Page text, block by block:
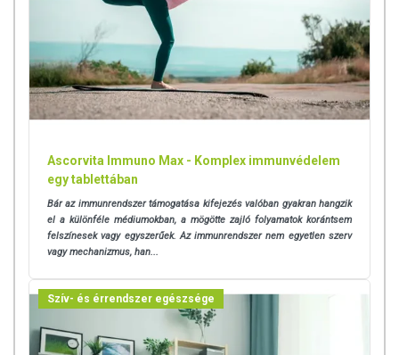
Ascorvita Immuno Max - Komplex immunvédelem
egy tablettában
Bár az immunrendszer támogatása kifejezés valóban gyakran hangzik
el a különféle médiumokban, a mögötte zajló folyamatok korántsem
felszínesek vagy egyszerűek. Az immunrendszer nem egyetlen szerv
vagy mechanizmus, han...
Szív- és érrendszer egészsége